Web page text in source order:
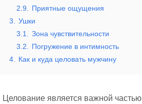
2.9.
Приятные ощущения
3.
Ушки
3.1.
Зона чувствительности
3.2.
Погружение в интимность
4.
Как и куда целовать мужчину
Целование является важной частью